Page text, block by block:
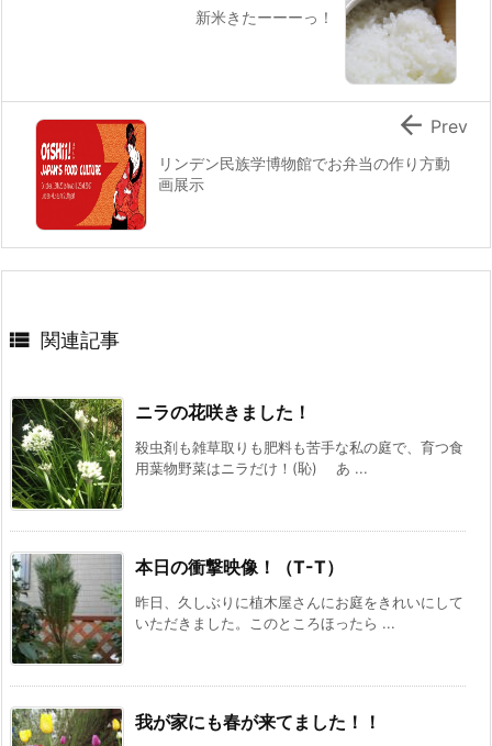
新米きたーーーっ！
リンデン民族学博物館でお弁当の作り方動
画展示
 Prev
 関連記事
ニラの花咲きました！
殺虫剤も雑草取りも肥料も苦手な私の庭で、育つ食
用葉物野菜はニラだけ！(恥) あ ...
本日の衝撃映像！（T-T）
昨日、久しぶりに植木屋さんにお庭をきれいにして
いただきました。このところほったら ...
我が家にも春が来てました！！